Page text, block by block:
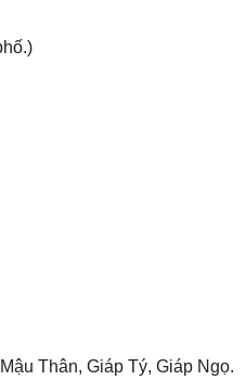
Thân, Giáp Tý, Giáp Ngọ.